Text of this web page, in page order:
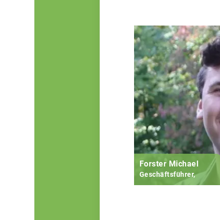
Forster Michael
Geschäftsführer,